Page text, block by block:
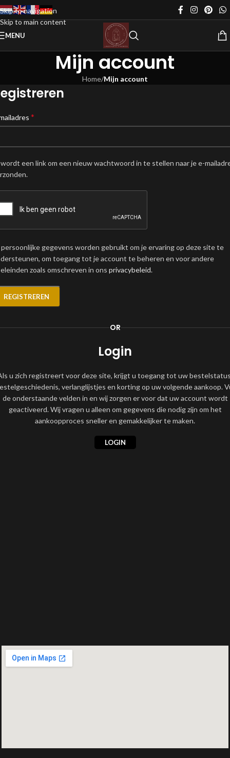
Skip to navigation
Skip to main content
MENU
Mijn account
Home/Mijn account
*
wordt een link om een nieuw wachtwoord in te stellen naar je e-
persoonlijke gegevens worden gebruikt om je ervaring op deze site te
om toegang tot je account te beheren en voor andere
zoals omschreven in ons privacybeleid.
REGISTREREN
OR
Login
u zich registreert voor deze site, krijgt u toegang tot uw
verlanglijstjes en korting op uw volgende aankoop.
de onderstaande velden in en wij zorgen er voor dat uw account wordt
geactiveerd. Wij vragen u alleen om gegevens die nodig zijn om het
aankoopproces sneller en gemakkelijker te maken.
LOGIN